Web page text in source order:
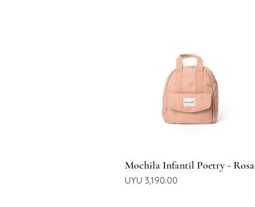
Quick View
Mochila Infantil Poetry - Rosa
Price
UYU 3,190.00